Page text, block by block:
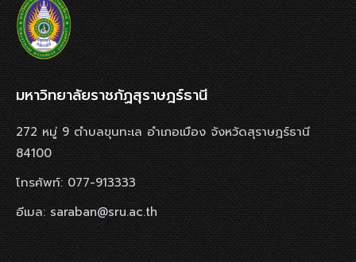
มหาวิทยาลัยราชภัฏสุราษฎร์ธานี
272 หมู่ 9 ตำบลขุนทะเล อำเภอเมือง จังหวัดสุราษฎร์ธานี
84100
โทรศัพท์: 077-913333
อีเมล: saraban@sru.ac.th